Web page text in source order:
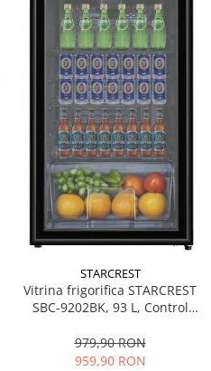
STARCREST
Vitrina frigorifica STARCREST
SBC-9202BK, 93 L, Control
83.2 cm, Negru
979,90 RON
959,90 RON